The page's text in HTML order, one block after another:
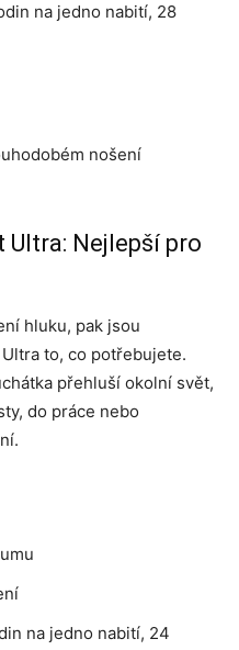
na jedno nabití, 28
nošení
Ultra: Nejlepší pro
hluku, pak jsou
to, co potřebujete.
přehluší okolní svět,
do práce nebo
na jedno nabití, 24